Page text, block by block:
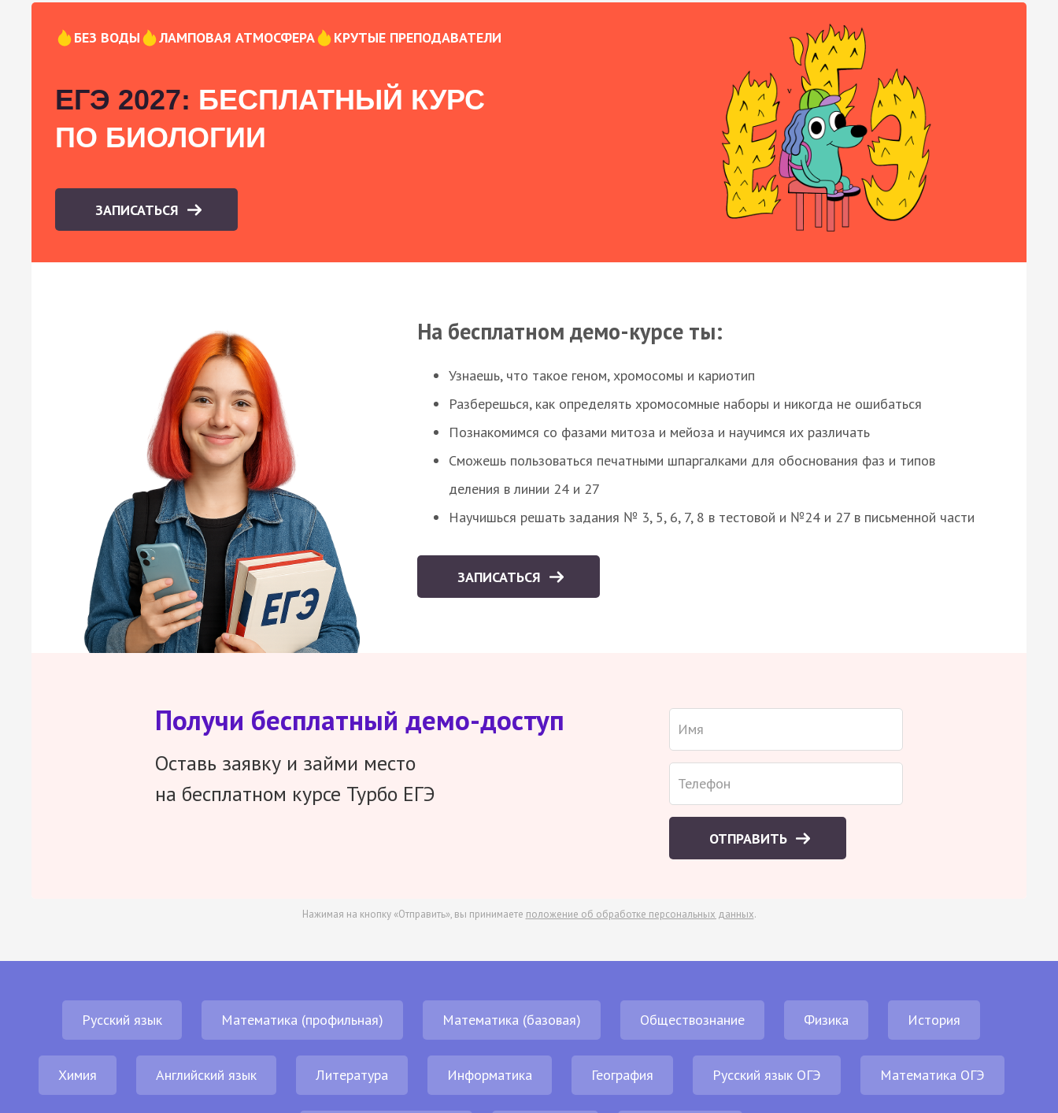
БЕЗ ВОДЫ ЛАМПОВАЯ АТМОСФЕРА КРУТЫЕ ПРЕПОДАВАТЕЛИ
ЕГЭ 2027: БЕСПЛАТНЫЙ КУРС
ПО БИОЛОГИИ
ЗАПИСАТЬСЯ
На бесплатном демо-курсе ты:
Узнаешь, что такое геном, хромосомы и кариотип
Разберешься, как определять хромосомные наборы и никогда не ошибаться
Познакомимся со фазами митоза и мейоза и научимся их различать
Сможешь пользоваться печатными шпаргалками для обоснования фаз и типов
деления в линии 24 и 27
Научишься решать задания № 3, 5, 6, 7, 8 в тестовой и №24 и 27 в письменной части
ЗАПИСАТЬСЯ
Получи бесплатный демо-доступ
Оставь заявку и займи место
на бесплатном курсе Турбо ЕГЭ
ОТПРАВИТЬ
Нажимая на кнопку «Отправить», вы принимаете положение об обработке персональных данных.
Русский язык Математика (профильная) Математика (базовая) Обществознание Физика История
Химия Английский язык Литература Информатика География Русский язык ОГЭ Математика ОГЭ